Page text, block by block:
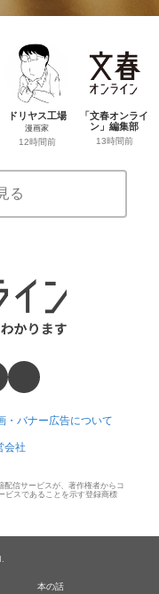
ドリヤス工場
漫画家
12時間前
「文春オンライ
ン」編集部
13時間前
る
・バナー広告について
会社
信サービスが、著作権者からコ
ビスであることを示す登録商標
本の話